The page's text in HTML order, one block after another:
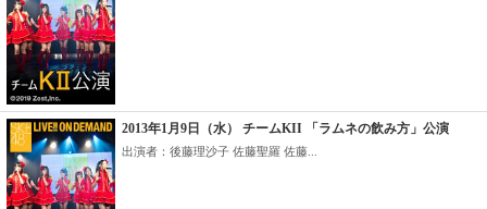
2013年1月9日（水） チームKII 「ラムネの飲み方」公演
出演者：後藤理沙子 佐藤聖羅 佐藤...